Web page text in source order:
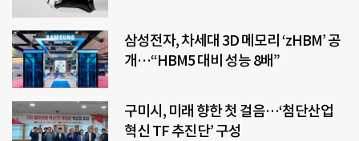
삼성전자, 차세대 3D 메모리 ‘zHBM’ 공
개…“HBM5 대비 성능 8배”
구미시, 미래 향한 첫 걸음…‘첨단산업
혁신 TF 추진단’ 구성